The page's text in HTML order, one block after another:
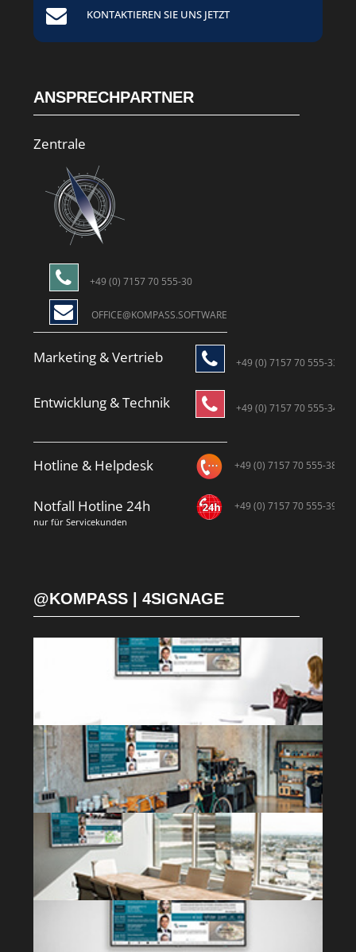
KONTAKTIEREN SIE UNS JETZT
ANSPRECHPARTNER
Zentrale
+49 (0) 7157 70 555-30
OFFICE@KOMPASS.SOFTWARE
Marketing & Vertrieb +49 (0) 7157 70 555-33
Entwicklung & Technik +49 (0) 7157 70 555-34
Hotline & Helpdesk +49 (0) 7157 70 555-38
Notfall Hotline 24h
nur für Servicekunden
+49 (0) 7157 70 555-39
@KOMPASS | 4SIGNAGE